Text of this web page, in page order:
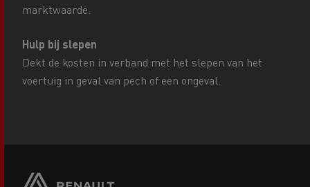
marktwaarde.
Hulp bij slepen
Dekt de kosten in verband met het slepen van het
voertuig in geval van pech of een ongeval.